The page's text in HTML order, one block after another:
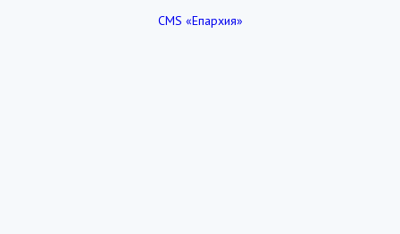
CMS «Епархия»